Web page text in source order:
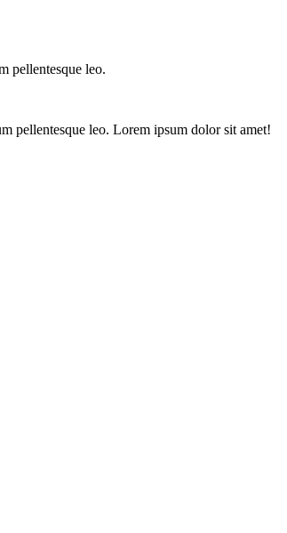
pellentesque leo.
pellentesque leo. Lorem ipsum dolor sit amet!